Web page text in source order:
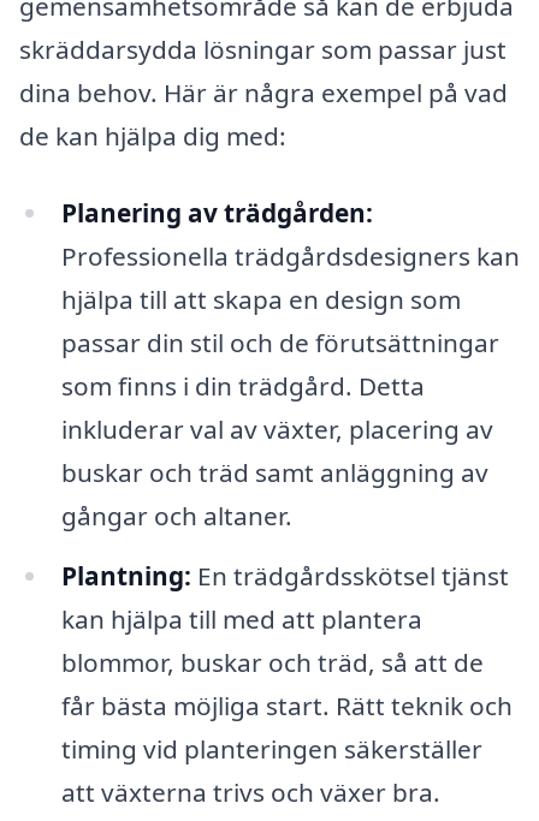
skräddarsydda lösningar som passar just
dina behov. Här är några exempel på vad
de kan hjälpa dig med:
Planering av trädgården:
Professionella trädgårdsdesigners kan
hjälpa till att skapa en design som
passar din stil och de förutsättningar
som finns i din trädgård. Detta
inkluderar val av växter, placering av
buskar och träd samt anläggning av
gångar och altaner.
Plantning: En trädgårdsskötsel tjänst
kan hjälpa till med att plantera
blommor, buskar och träd, så att de
får bästa möjliga start. Rätt teknik och
timing vid planteringen säkerställer
att växterna trivs och växer bra.